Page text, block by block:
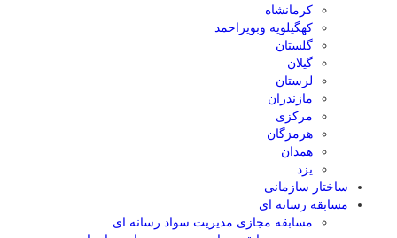
کرمانشاه
کهگیلویه وبویراحمد
گلستان
گیلان
لرستان
مازندران
مرکزی
هرمزگان
همدان
یزد
ساختار سازمانی
مسابقه رسانه ای
مسابقه مجازی مدیریت سواد رسانه ای